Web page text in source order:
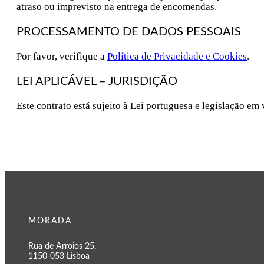
atraso ou imprevisto na entrega de encomendas.
PROCESSAMENTO DE DADOS PESSOAIS
Por favor, verifique a Política de Privacidade e Cookies.
LEI APLICÁVEL – JURISDIÇÃO
Este contrato está sujeito à Lei portuguesa e legislação em
MORADA
Rua de Arroios 25,
1150-053 Lisboa